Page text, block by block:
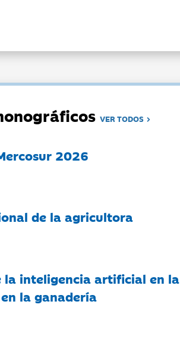
VER TODOS
2026
de la agricultora
la inteligencia artificial en la
la ganadería